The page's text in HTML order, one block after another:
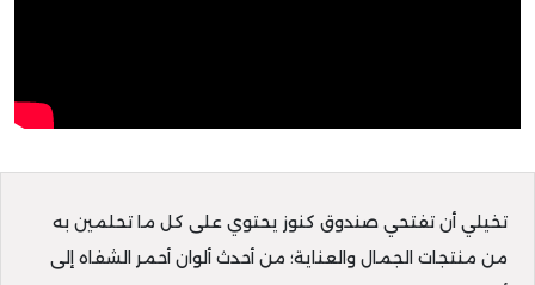
تخيلي أن تفتحي صندوق كنوز يحتوي على كل ما تحلمين به
من منتجات الجمال والعناية؛ من أحدث ألوان أحمر الشفاه إلى